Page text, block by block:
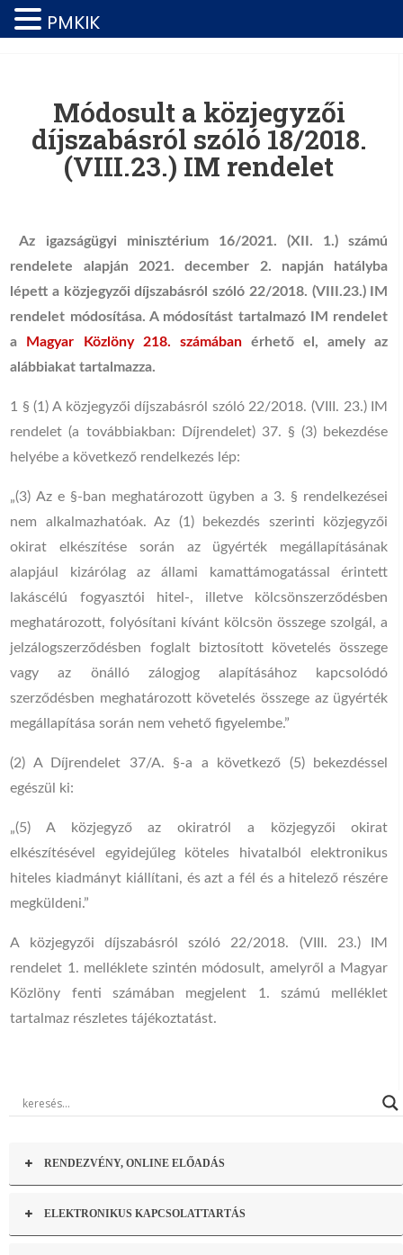
Módosult a közjegyzői
díjszabásról szóló 18/2018.
(VIII.23.) IM rendelet
Az igazságügyi minisztérium 16/2021. (XII. 1.) számú
rendelete alapján 2021. december 2. napján hatályba
lépett a közjegyzői díjszabásról szóló 22/2018. (VIII.23.) IM
rendelet módosítása. A módosítást tartalmazó IM rendelet
a
Magyar Közlöny 218. számábanérhető el, amely az
alábbiakat tartalmazza.
1 § (1) A közjegyzői díjszabásról szóló 22/2018. (VIII. 23.) IM
rendelet (a továbbiakban: Díjrendelet) 37. § (3) bekezdése
helyébe a következő rendelkezés lép:
„(3) Az e §-ban meghatározott ügyben a 3. § rendelkezései
nem alkalmazhatóak. Az (1) bekezdés szerinti közjegyzői
okirat elkészítése során az ügyérték megállapításának
alapjául kizárólag az állami kamattámogatással érintett
lakáscélú fogyasztói hitel-, illetve kölcsönszerződésben
meghatározott, folyósítani kívánt kölcsön összege szolgál, a
jelzálogszerződésben foglalt biztosított követelés összege
vagy az önálló zálogjog alapításához kapcsolódó
szerződésben meghatározott követelés összege az ügyérték
megállapítása során nem vehető figyelembe.”
(2) A Díjrendelet 37/A. §-a a következő (5) bekezdéssel
egészül ki:
„(5) A közjegyző az okiratról a közjegyzői okirat
elkészítésével egyidejűleg köteles hivatalból elektronikus
hiteles kiadmányt kiállítani, és azt a fél és a hitelező részére
megküldeni.”
A közjegyzői díjszabásról szóló 22/2018. (VIII. 23.) IM
rendelet 1. melléklete szintén módosult, amelyről a Magyar
Közlöny fenti számában megjelent 1. számú melléklet
tartalmaz részletes tájékoztatást.
RENDEZVÉNY, ONLINE ELŐADÁS
ELEKTRONIKUS KAPCSOLATTARTÁS
PMKIK